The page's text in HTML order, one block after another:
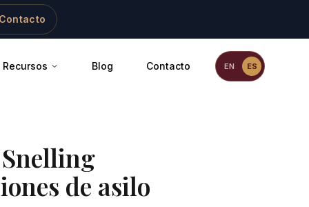
Recursos Blog Contacto ES
EN
de asilo